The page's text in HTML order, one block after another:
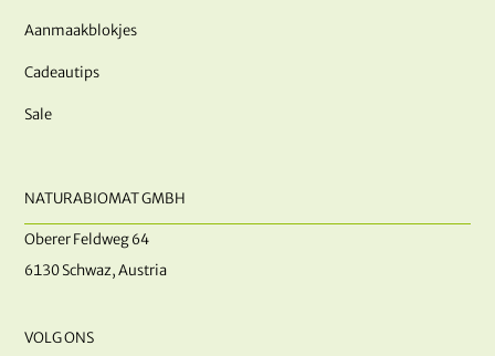
Aanmaakblokjes
Cadeautips
Sale
NATURABIOMAT GMBH
Oberer Feldweg 64
6130 Schwaz, Austria
VOLG ONS